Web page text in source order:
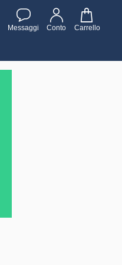
Messaggi Conto Carrello